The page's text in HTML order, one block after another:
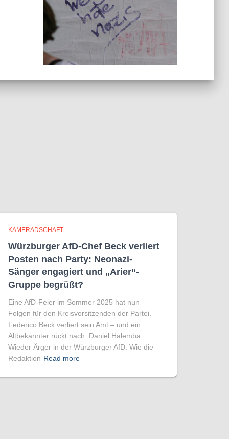
KAMERADSCHAFT
Würzburger AfD-Chef Beck verliert
Posten nach Party: Neonazi-
Sänger engagiert und „Arier“-
Gruppe begrüßt?
Eine AfD-Feier im Sommer 2025 hat nun
Folgen für den Kreisvorsitzenden der Partei.
Federico Beck verliert sein Amt – und ein
Altbekannter rückt nach: Daniel Halemba.
Wieder Ärger in der Würzburger AfD: Wie die
Redaktion Read more